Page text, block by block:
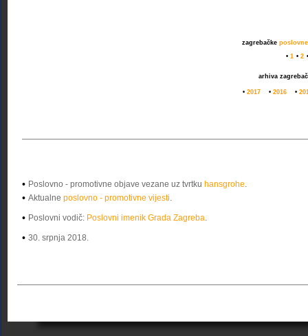
zagrebačke
• 1 • 2
arhiva
• 2017 • 2016 •
• Poslovno - promotivne objave vezane uz tvrtku hansgrohe.
• Aktualne poslovno - promotivne vijesti.
• Poslovni vodič: Poslovni imenik Grada Zagreba.
• 30. srpnja 2018.